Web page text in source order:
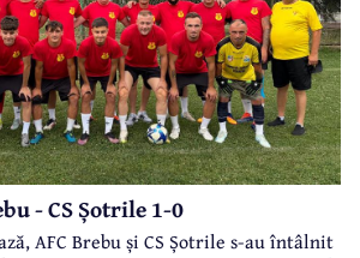
- CS Șotrile 1-0
AFC Brebu și CS Șotrile s-au întâlnit